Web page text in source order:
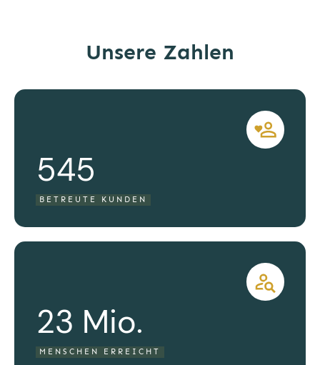
Unsere Zahlen
545
BETREUTE KUNDEN
23 Mio.
MENSCHEN ERREICHT